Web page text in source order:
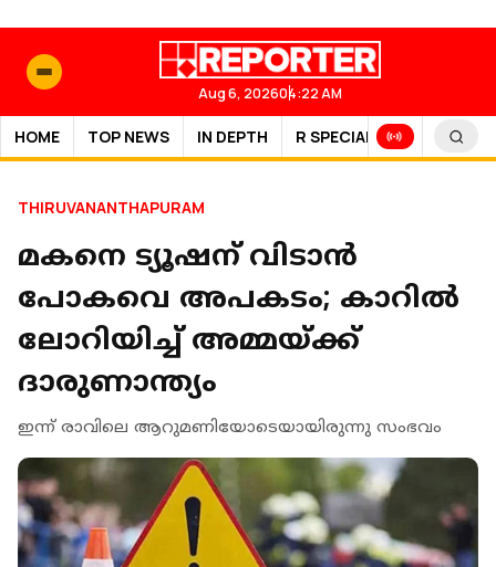
Aug 6, 202604:22 AM
HOME TOP NEWS IN DEPTH R SPECIAL SPORTS
THIRUVANANTHAPURAM
മകനെ ട്യൂഷന് വിടാന്‍
പോകവെ അപകടം; കാറില്‍
ലോറിയിച്ച് അമ്മയ്ക്ക്
ദാരുണാന്ത്യം
ഇന്ന് രാവിലെ ആറുമണിയോടെയായിരുന്നു സംഭവം